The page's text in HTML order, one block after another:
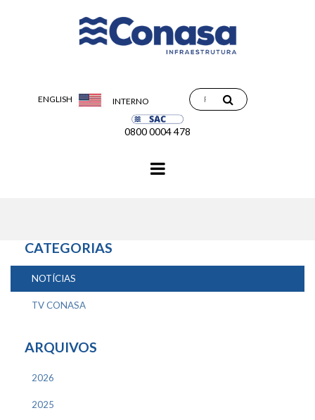
ENGLISH INTERNO
0800 0004 478
CATEGORIAS
NOTÍCIAS
TV CONASA
ARQUIVOS
2026
2025